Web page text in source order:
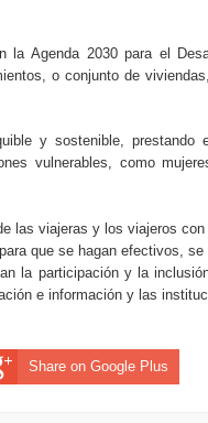
Agenda 2030 para el
o conjunto de
y sostenible, prestando
vulnerables, como
las viajeras y los viajeros
que se hagan efectivos,
la participación y la
e información y las
Share on Google Plus